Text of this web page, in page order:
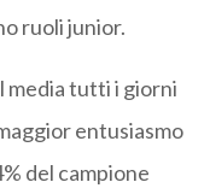
ruoli junior.
media tutti i giorni
entusiasmo
del campione